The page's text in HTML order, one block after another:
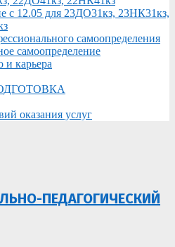
с 12.05 для 23ДО31кз, 23НК31кз,
самоопределения
самоопределение
и карьера
оказания услуг
ПЕДАГОГИЧЕСКИЙ